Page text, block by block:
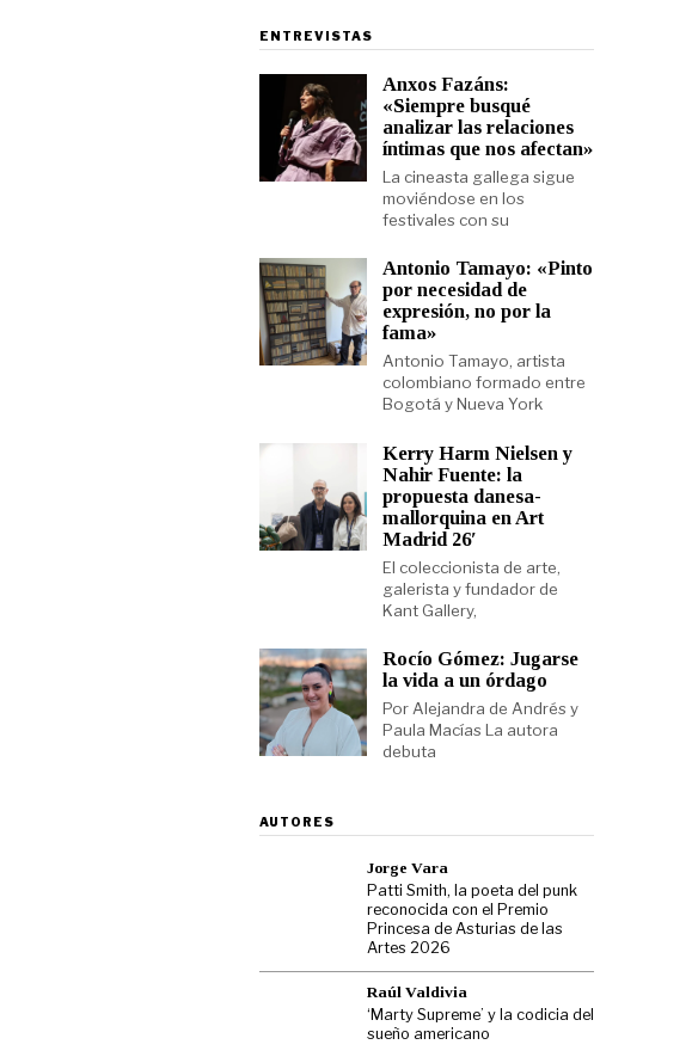
ENTREVISTAS
Anxos Fazáns:
«Siempre busqué
analizar las relaciones
íntimas que nos afectan»
La cineasta gallega sigue
moviéndose en los
festivales con su
Antonio Tamayo: «Pinto
por necesidad de
expresión, no por la
fama»
Antonio Tamayo, artista
colombiano formado entre
Bogotá y Nueva York
Kerry Harm Nielsen y
Nahir Fuente: la
propuesta danesa-
mallorquina en Art
Madrid 26′
El coleccionista de arte,
galerista y fundador de
Kant Gallery,
Rocío Gómez: Jugarse
la vida a un órdago
Por Alejandra de Andrés y
Paula Macías La autora
debuta
AUTORES
Jorge Vara
Patti Smith, la poeta del punk
reconocida con el Premio
Princesa de Asturias de las
Artes 2026
Raúl Valdivia
‘Marty Supreme’ y la codicia del
sueño americano